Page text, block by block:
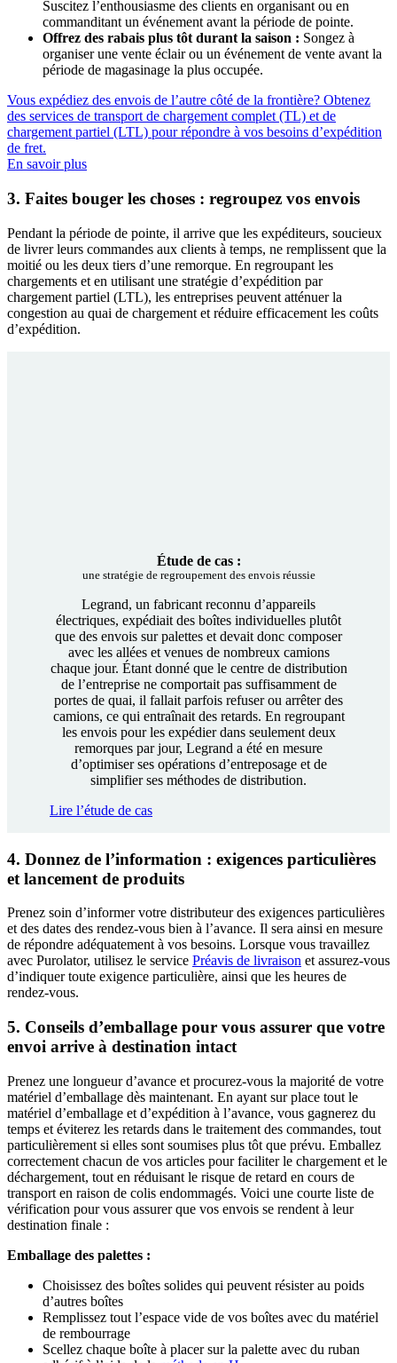
Suscitez l’enthousiasme des clients en organisant ou en
commanditant un événement avant la période de pointe.
Offrez des rabais plus tôt durant la saison : Songez à
organiser une vente éclair ou un événement de vente avant la
période de magasinage la plus occupée.
Vous expédiez des envois de l’autre côté de la frontière? Obtenez
des services de transport de chargement complet (TL) et de
chargement partiel (LTL) pour répondre à vos besoins d’expédition
de fret.
En savoir plus
3. Faites bouger les choses : regroupez vos envois
Pendant la période de pointe, il arrive que les expéditeurs, soucieux
de livrer leurs commandes aux clients à temps, ne remplissent que la
moitié ou les deux tiers d’une remorque. En regroupant les
chargements et en utilisant une stratégie d’expédition par
chargement partiel (LTL), les entreprises peuvent atténuer la
congestion au quai de chargement et réduire efficacement les coûts
d’expédition.
Étude de cas :
une stratégie de regroupement des envois réussie
Legrand, un fabricant reconnu d’appareils
électriques, expédiait des boîtes individuelles plutôt
que des envois sur palettes et devait donc composer
avec les allées et venues de nombreux camions
chaque jour. Étant donné que le centre de distribution
de l’entreprise ne comportait pas suffisamment de
portes de quai, il fallait parfois refuser ou arrêter des
camions, ce qui entraînait des retards. En regroupant
les envois pour les expédier dans seulement deux
remorques par jour, Legrand a été en mesure
d’optimiser ses opérations d’entreposage et de
simplifier ses méthodes de distribution.
Lire l’étude de cas
4. Donnez de l’information : exigences particulières
et lancement de produits
Prenez soin d’informer votre distributeur des exigences particulières
et des dates des rendez-vous bien à l’avance. Il sera ainsi en mesure
de répondre adéquatement à vos besoins. Lorsque vous travaillez
avec Purolator, utilisez le service Préavis de livraison et assurez-vous
d’indiquer toute exigence particulière, ainsi que les heures de
rendez-vous.
5. Conseils d’emballage pour vous assurer que votre
envoi arrive à destination intact
Prenez une longueur d’avance et procurez-vous la majorité de votre
matériel d’emballage dès maintenant. En ayant sur place tout le
matériel d’emballage et d’expédition à l’avance, vous gagnerez du
temps et éviterez les retards dans le traitement des commandes, tout
particulièrement si elles sont soumises plus tôt que prévu. Emballez
correctement chacun de vos articles pour faciliter le chargement et le
déchargement, tout en réduisant le risque de retard en cours de
transport en raison de colis endommagés. Voici une courte liste de
vérification pour vous assurer que vos envois se rendent à leur
destination finale :
Emballage des palettes :
Choisissez des boîtes solides qui peuvent résister au poids
d’autres boîtes
Remplissez tout l’espace vide de vos boîtes avec du matériel
de rembourrage
Scellez chaque boîte à placer sur la palette avec du ruban